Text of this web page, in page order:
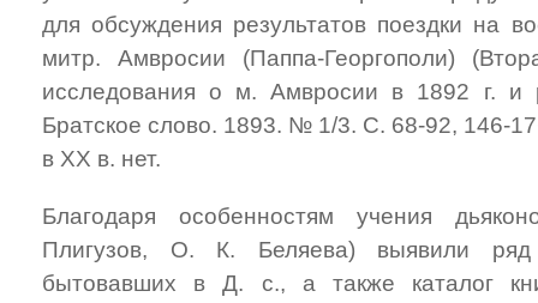
для обсуждения результатов поездки на
митр. Амвросии (Паппа-Георгополи)
исследования о м. Амвросии в 1892 г. и
Братское слово. 1893. № 1/3. С. 68-92, 146-
в ХХ в. нет.
Благодаря особенностям учения
Плигузов, О. К. Беляева) выявили ряд
бытовавших в Д. с., а также каталог